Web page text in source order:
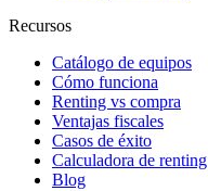
Recursos
Catálogo de equipos
Cómo funciona
Renting vs compra
Ventajas fiscales
Casos de éxito
Calculadora de renting
Blog